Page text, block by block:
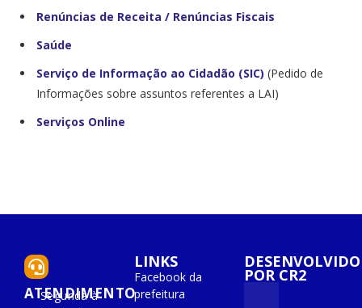
Renúncias de Receita / Renúncias Fiscais
Saúde
Serviço de Informação ao Cidadão (SIC) (Pedido de
Informações sobre assuntos referentes a LAI)
Serviços Online
ATENDIMENTO
Segunda à
LINKS
Facebook da
prefeitura
DESENVOLVIDO
POR CR2